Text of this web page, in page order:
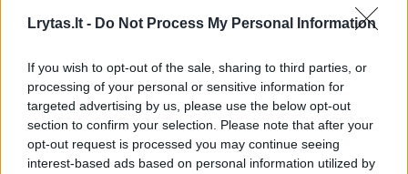
Lrytas.lt - Do Not Process My Personal Information
If you wish to opt-out of the sale, sharing to third parties, or
processing of your personal or sensitive information for
targeted advertising by us, please use the below opt-out
section to confirm your selection. Please note that after your
opt-out request is processed you may continue seeing
interest-based ads based on personal information utilized by
Kauno meras Visvaldas Matijošaitis
pripažįsta, kad įstatymai nenumato
instrumentų, kuriais būtų taikoma griežtesnė
atsakomybė apleistų statinių savininkams.